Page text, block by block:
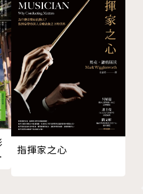
綠建築，節能又省錢，又
買到住得舒適、節能又省
殼拉皮可以很「綠」又賺
各領域最有實務經驗的專家
指揮家之心